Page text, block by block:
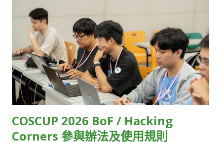
加總起來就無法達到超低延遲的標準，這需要很強的技術掌控
力。」Kevin 說。 另一個挑戰則在於，由於各大終端裝置原廠
（如Apple、Google）雖然有提供低延遲串流相對應的規範，但
並未說明實際的執行細節，因此串流技術業者只能自己摸索。 受
限於技術瓶頸，目前大多數的直播串流服務，只能在延遲、直播
規模和影像品質三者間取捨。例如，常見的視訊會議軟體，像是
Zoom、Google Meet，雖然延遲相對低，但參與人數上...
HackMD 12 OpenEverest HackMD 13 WordPress Taiwan
Community HackMD 14 OSPN (Open Source People
Network) Japan HackMD 15 GolangTW HackMD 16
opencocon distribution HackMD 17 Open Culture
Foundation HackMD 18 GDG TW (Google Developers
Groups Taiwan) HackMD 19 FediDev KR & FediLUG (Japan)
HackMD 20 Blockchain and Distributed Ledger HackMD 21
Open-EP (E-Paper) Community HackMD 22 FOSS for All
HackMD 23 ...
COSCUP 2026 BoF / Hacking
Corners 參與辦法及使用規則